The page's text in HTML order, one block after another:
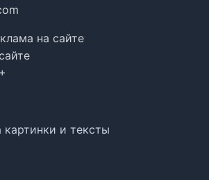
на сайте
картинки и тексты